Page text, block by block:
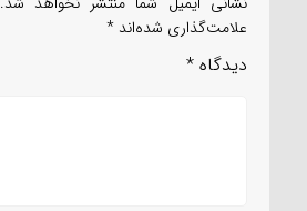
علامت‌گذاری شده‌اند *
دیدگاه *